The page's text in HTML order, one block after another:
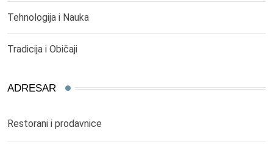
Tehnologija i Nauka
Tradicija i Običaji
ADRESAR
Restorani i prodavnice